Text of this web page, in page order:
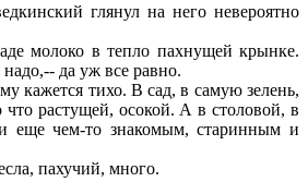
глянул на него невероятно
молоко в тепло пахнущей крынке.
да уж все равно.
кажется тихо. В сад, в самую зелень,
растущей, осокой. А в столовой, в
еще чем-то знакомым, старинным и
пахучий, много.